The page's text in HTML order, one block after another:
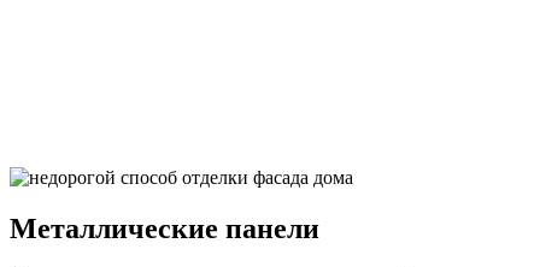
Металлические панели